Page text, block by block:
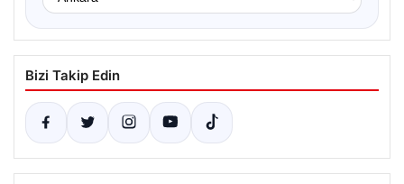
Bizi Takip Edin